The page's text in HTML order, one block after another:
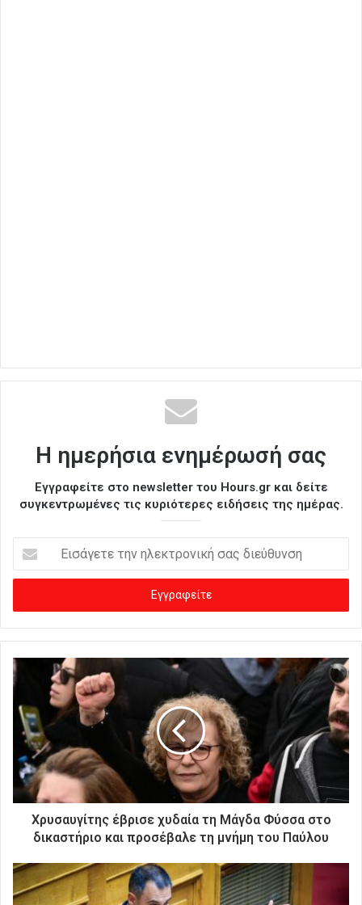
Η ημερήσια ενημέρωσή σας
Εγγραφείτε στο newsletter του Hours.gr και δείτε
συγκεντρωμένες τις κυριότερες ειδήσεις της ημέρας.
σ
γ
ε
ε
τ
ε
ι
κ
ή
Χρυσαυγίτης έβρισε χυδαία τη Μάγδα Φύσσα στο
δικαστήριο και προσέβαλε τη μνήμη του Παύλου